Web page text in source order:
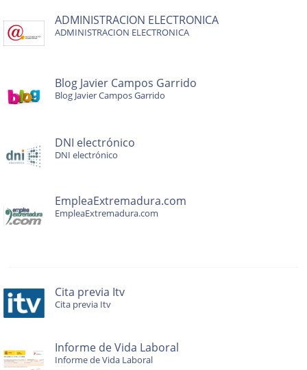
ADMINISTRACION ELECTRONICA
ADMINISTRACION ELECTRONICA
Blog Javier Campos Garrido
Blog Javier Campos Garrido
DNI electrónico
DNI electrónico
EmpleaExtremadura.com
EmpleaExtremadura.com
Cita previa Itv
Cita previa Itv
Informe de Vida Laboral
Informe de Vida Laboral